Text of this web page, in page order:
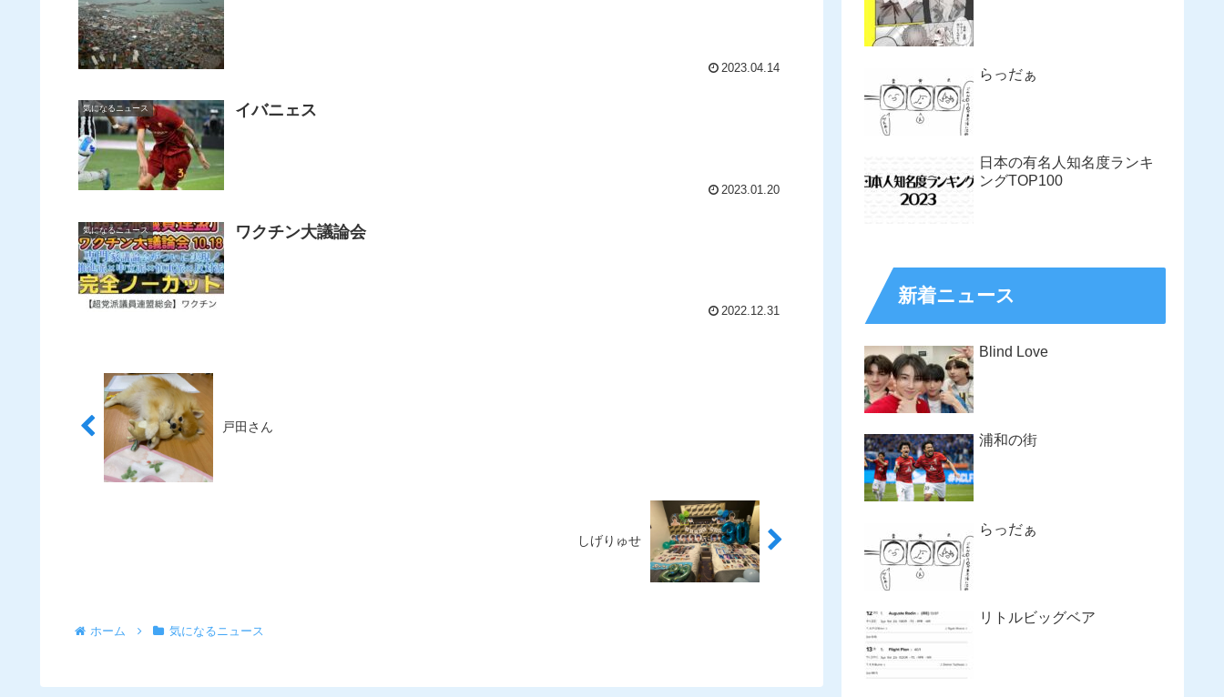
2023.04.14
気になるニュース イバニェス
2023.01.20
気になるニュース ワクチン大議論会
2022.12.31
戸田さん
しげりゅせ
ホーム 気になるニュース
らっだぁ
日本の有名人知名度ランキ
ングTOP100
新着ニュース
Blind Love
浦和の街
らっだぁ
リトルビッグベア